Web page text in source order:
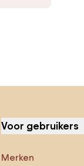
Voor gebruikers
Merken